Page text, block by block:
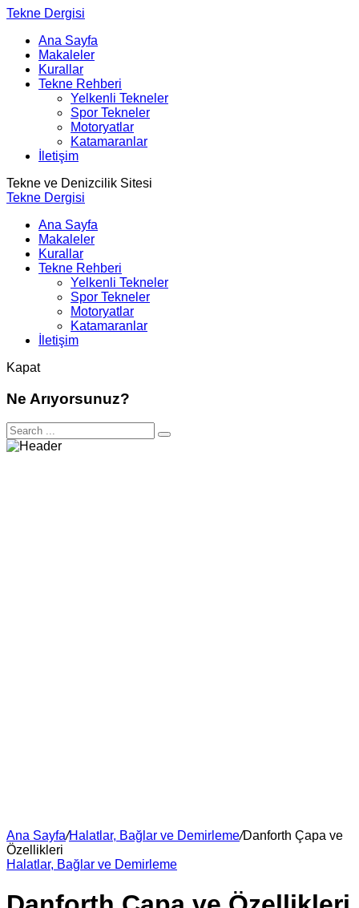
Tekne Dergisi
Ana Sayfa
Makaleler
Kurallar
Tekne Rehberi
Yelkenli Tekneler
Spor Tekneler
Motoryatlar
Katamaranlar
İletişim
Tekne ve Denizcilik Sitesi
Tekne Dergisi
Ana Sayfa
Makaleler
Kurallar
Tekne Rehberi
Yelkenli Tekneler
Spor Tekneler
Motoryatlar
Katamaranlar
İletişim
Kapat
Ne Arıyorsunuz?
Ana Sayfa/Halatlar, Bağlar ve Demirleme/Danforth Çapa ve
Özellikleri
Halatlar, Bağlar ve Demirleme